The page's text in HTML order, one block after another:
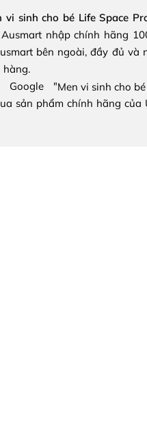
vi sinh cho bé Life Space
nhập chính hãng
bên ngoài, đầy đủ và
hàng.
"
sản phẩm chính hãng của